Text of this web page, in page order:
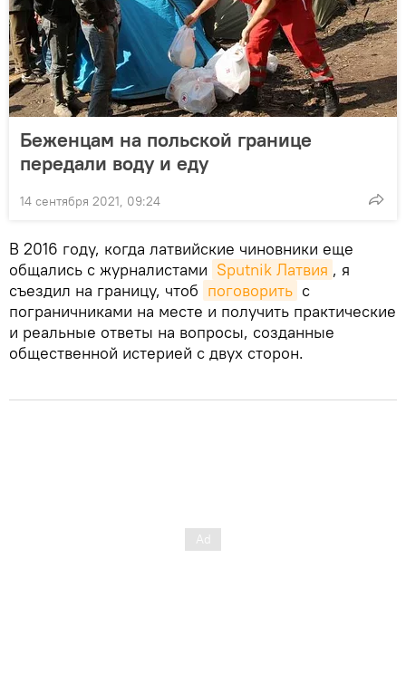
Беженцам на польской границе
передали воду и еду
14 сентября 2021, 09:24
В 2016 году, когда латвийские чиновники еще
общались с журналистами Sputnik Латвия , я
съездил на границу, чтоб поговорить с
пограничниками на месте и получить практические
и реальные ответы на вопросы, созданные
общественной истерией с двух сторон.